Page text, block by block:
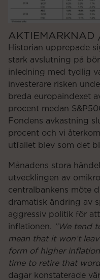
AKTIEMARKNAD
Historian upprepade
stark avslutning på
inledning med tydlig
investerare risken
breda europaindexet
procent medan
Fondens avkastning
procent och vi
utfallet blev som det
Månadens stora
utvecklingen av
centralbankens möte
dramatisk ändring av
aggressiv politik för
inflationen. ”We tend
mean that it won’t
form of higher
time to retire that
dagar konstaterade